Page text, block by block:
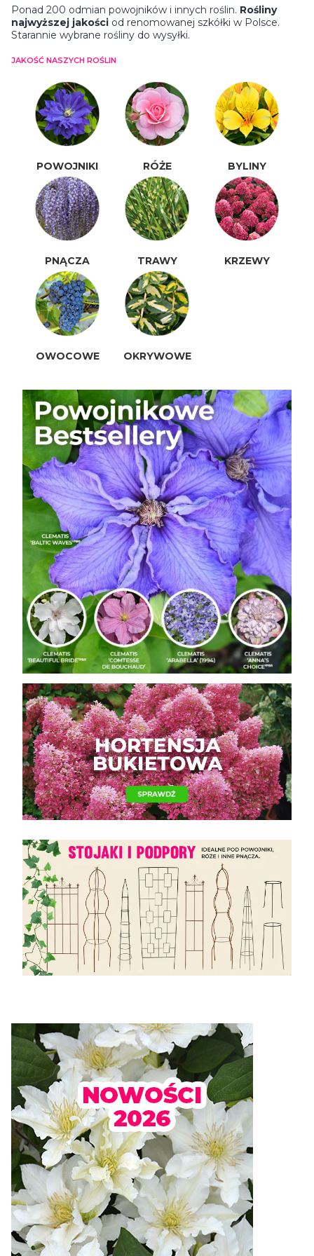
Ponad 200 odmian powojników i innych roślin. Rośliny
najwyższej jakości od renomowanej szkółki w Polsce.
Starannie wybrane rośliny do wysyłki.
JAKOŚĆ NASZYCH ROŚLIN
POWOJNIKI RÓŻE BYLINY
PNĄCZA TRAWY KRZEWY
OWOCOWE OKRYWOWE